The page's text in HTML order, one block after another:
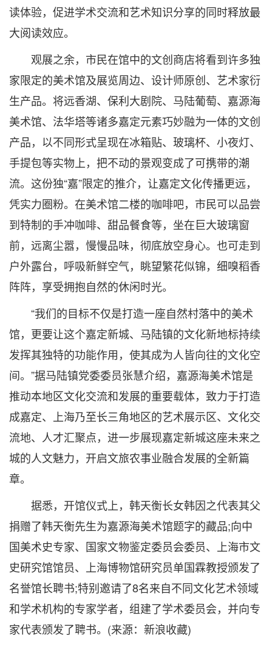
读体验，促进学术交流和艺术知识分享的同时释放最
大阅读效应。
观展之余，市民在馆中的文创商店将看到许多独
家限定的美术馆及展览周边、设计师原创、艺术家衍
生产品。将远香湖、保利大剧院、马陆葡萄、嘉源海
美术馆、法华塔等诸多嘉定元素巧妙融为一体的文创
产品，以不同形式呈现在冰箱贴、玻璃杯、小夜灯、
手提包等实物上，把不动的景观变成了可携带的潮
流。这份独“嘉”限定的推介，让嘉定文化传播更远，
凭实力圈粉。在美术馆二楼的咖啡吧，市民可以品尝
到特制的手冲咖啡、甜品餐食等，坐在巨大玻璃窗
前，远离尘嚣，慢慢品味，彻底放空身心。也可走到
户外露台，呼吸新鲜空气，眺望繁花似锦，细嗅稻香
阵阵，享受拥抱自然的休闲时光。
“我们的目标不仅是打造⼀座自然村落中的美术
馆，更要让这个嘉定新城、马陆镇的文化新地标持续
发挥其独特的功能作用，使其成为人皆向往的文化空
间。”据马陆镇党委委员张慧介绍，嘉源海美术馆是
推动本地区文化交流和发展的重要载体，致力于打造
成嘉定、上海乃至长三角地区的艺术展示区、文化交
流地、人才汇聚点，进一步展现嘉定新城这座未来之
城的人文魅力，开启文旅农事业融合发展的全新篇
章。
据悉，开馆仪式上，韩天衡长女韩因之代表其父
捐赠了韩天衡先生为嘉源海美术馆题字的藏品;向中
国美术史专家、国家文物鉴定委员会委员、上海市文
史研究馆馆员、上海博物馆研究员单国霖教授颁发了
名誉馆长聘书;特别邀请了8名来自不同文化艺术领域
和学术机构的专家学者，组建了学术委员会，并向专
家代表颁发了聘书。(来源：新浪收藏)